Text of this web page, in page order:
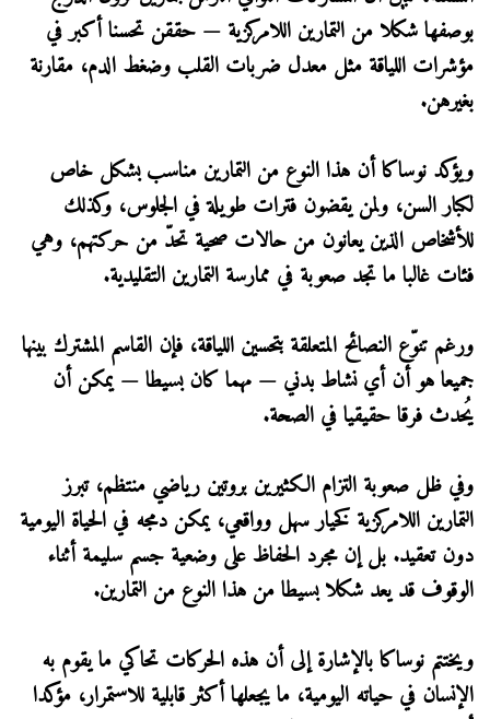
بوصفها شكلا من التمارين اللامركزية — حققن تحسنا أكبر في
مؤشرات اللياقة مثل معدل ضربات القلب وضغط الدم، مقارنة
بغيرهن.
ويؤكد نوساكا أن هذا النوع من التمارين مناسب بشكل خاص
لكبار السن، ولمن يقضون فترات طويلة في الجلوس، وكذلك
للأشخاص الذين يعانون من حالات صحية تحدّ من حركتهم، وهي
فئات غالبا ما تجد صعوبة في ممارسة التمارين التقليدية.
ورغم تنوّع النصائح المتعلقة بتحسين اللياقة، فإن القاسم المشترك بينها
جميعا هو أن أي نشاط بدني — مهما كان بسيطا — يمكن أن
يُحدث فرقا حقيقيا في الصحة.
وفي ظل صعوبة التزام الكثيرين بروتين رياضي منتظم، تبرز
التمارين اللامركزية كخيار سهل وواقعي، يمكن دمجه في الحياة اليومية
دون تعقيد. بل إن مجرد الحفاظ على وضعية جسم سليمة أثناء
الوقوف قد يعد شكلا بسيطا من هذا النوع من التمارين.
ويختتم نوساكا بالإشارة إلى أن هذه الحركات تحاكي ما يقوم به
الإنسان في حياته اليومية، ما يجعلها أكثر قابلية للاستمرار، مؤكدا